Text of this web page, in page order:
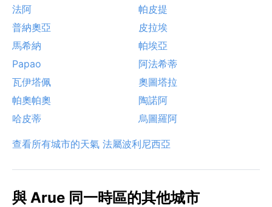
法阿
帕皮提
普納奧亞
皮拉埃
馬希納
帕埃亞
Papao
阿法希蒂
瓦伊塔佩
奧圖塔拉
帕奧帕奧
陶諾阿
哈皮蒂
烏圖羅阿
查看所有城市的天氣 法屬波利尼西亞
與 Arue 同一時區的其他城市